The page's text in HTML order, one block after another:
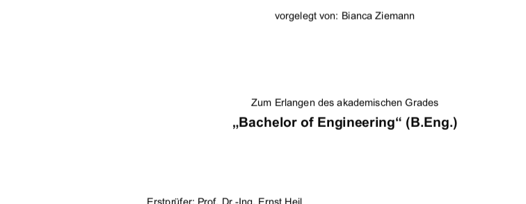
vorgelegt von: Bianca Ziemann
Zum Erlangen des akademischen Grades
„Bachelor of Engineering“ (B.Eng.)
Erstprüfer: Prof. Dr .-Ing. Ernst Heil